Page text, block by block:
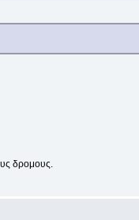
δρομους.